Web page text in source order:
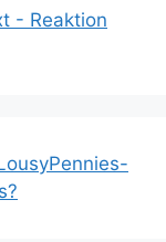
- Reaktion